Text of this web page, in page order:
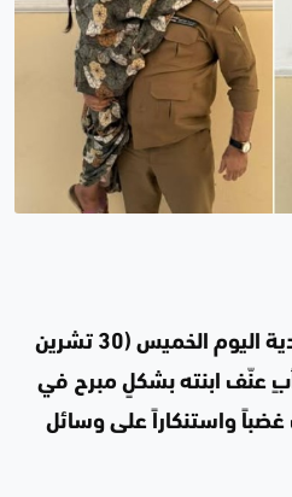
أعلنت وزارة الداخلية الاتحادية اليوم الخميس (30 تشرين
على أبٍ عنّف ابنته بشكلٍ مبرح في
واستنكاراً على وسائل